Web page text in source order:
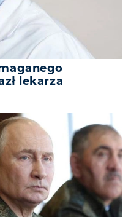
lekarza